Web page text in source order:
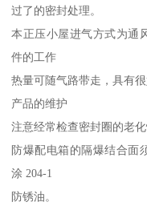
过了的密封处理。
本正压小屋进气方式为通
件的工作
热量可随气路带走，具有很
产品的维护
注意经常检查密封圈的老
防爆配电箱的隔爆结合面
涂 204-1
防锈油。